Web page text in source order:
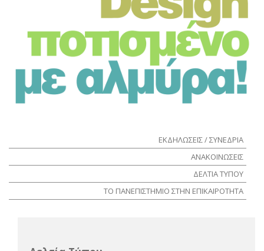
ΕΚΔΗΛΩΣΕΙΣ / ΣΥΝΕΔΡΙΑ
ΑΝΑΚΟΙΝΩΣΕΙΣ
ΔΕΛΤΙΑ ΤΥΠΟΥ
ΤΟ ΠΑΝΕΠΙΣΤΗΜΙΟ ΣΤΗΝ ΕΠΙΚΑΙΡΟΤΗΤΑ